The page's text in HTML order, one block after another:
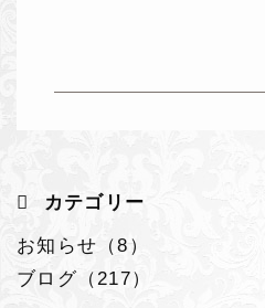
カテゴリー
お知らせ（8）
ブログ（217）